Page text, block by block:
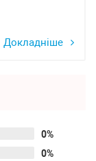
Докладніше
0%
0%